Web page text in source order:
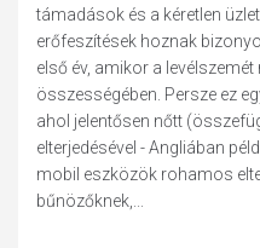
támadások és a kéretlen
erőfeszítések hoznak
első év, amikor a
összességében. Persze ez
ahol jelentősen nőtt
elterjedésével - Angliában
mobil eszközök rohamos
bűnözőknek,...